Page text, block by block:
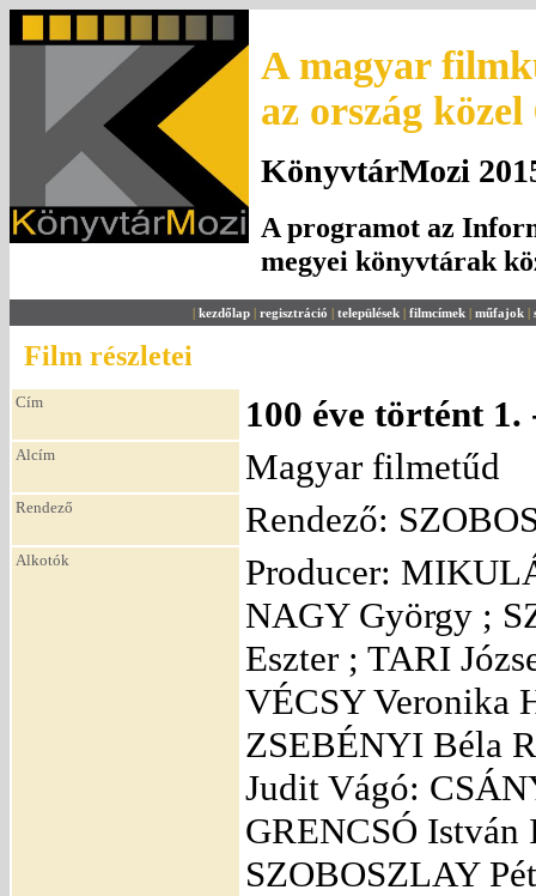
A magyar
az ország
KönyvtárMozi
A programot az
megyei könyvtárak
| kezdőlap | regisztráció | települések | filmcímek | műfajok |
Film részletei
Cím 100 éve történt
Alcím Magyar filmetűd
Rendező Rendező:
Alkotók
Producer:
NAGY György ;
Eszter ; TARI
VÉCSY Veronika
ZSEBÉNYI Béla
Judit Vágó:
GRENCSÓ
SZOBOSZLAY